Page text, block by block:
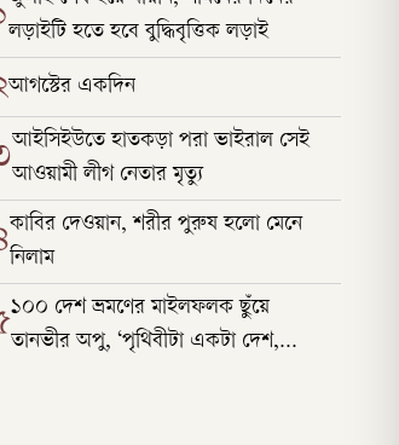
লড়াইটি হতে হবে বুদ্ধিবৃত্তিক লড়াই
আগস্টের একদিন
আইসিইউতে হাতকড়া পরা ভাইরাল সেই
আওয়ামী লীগ নেতার মৃত্যু
কাবির দেওয়ান, শরীর পুরুষ হলো মেনে
নিলাম
১০০ দেশ ভ্রমণের মাইলফলক ছুঁয়ে
তানভীর অপু, ‘পৃথিবীটা একটা দেশ,